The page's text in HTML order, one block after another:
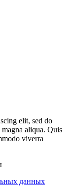
elit, sed do
aliqua. Quis
viverra
данных